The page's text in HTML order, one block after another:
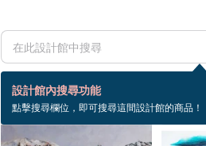
設計館內搜尋功能
點擊搜尋欄位，即可搜尋這間設計館的商品！
6 個商品
售完 售完